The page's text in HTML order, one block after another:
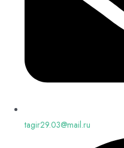
tagir29.03@mail.ru